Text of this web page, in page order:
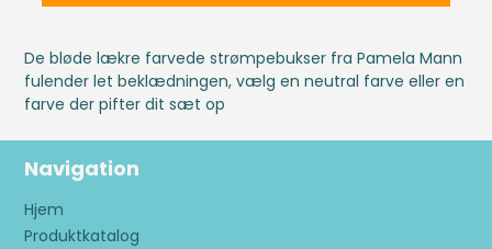
De bløde lækre farvede strømpebukser fra Pamela Mann
fulender let beklædningen, vælg en neutral farve eller en
farve der pifter dit sæt op
Navigation
Hjem
Produktkatalog